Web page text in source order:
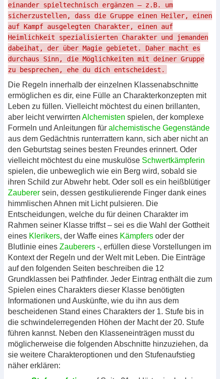
einander spieltechnisch ergänzen – z.B. um
sicherzustellen, dass die Gruppe einen Heiler, einen
auf Kampf ausgelegten Charakter, einen auf
Heimlichkeit spezialisierten Charakter und jemanden
dabeihat, der über Magie gebietet. Daher macht es
durchaus Sinn, die Möglichkeiten mit deiner Gruppe
zu besprechen, ehe du dich entscheidest.
Die Regeln innerhalb der einzelnen Klassenabschnitte
ermöglichen es dir, eine Fülle an Charakterkonzepten mit
Leben zu füllen. Vielleicht möchtest du einen brillanten,
aber leicht verwirrten Alchemisten spielen, der komplexe
Formeln und Anleitungen für alchemistische Gegenstände
aus dem Gedächtnis runterrattern kann, sich aber nicht an
den Geburtstag seines besten Freundes erinnert. Oder
vielleicht möchtest du eine muskulöse Schwertkämpferin
spielen, die unbeweglich wie ein Berg wird, sobald sie
ihren Schild zur Abwehr hebt. Oder soll es ein heißblütiger
Zauberer sein, dessen gestikulierende Finger dank eines
himmlischen Ahnen mit Licht pulsieren. Die
Entscheidungen, welche du für deinen Charakter im
Rahmen seiner Klasse triffst – sei es die Wahl der Gottheit
eines Klerikers, der Waffe eines Kämpfers oder der
Blutlinie eines Zauberers -, erfüllen diese Vorstellungen im
Kontext der Regeln und der Welt mit Leben. Die Einträge
auf den folgenden Seiten beschreiben die 12
Grundklassen bei Pathfinder. Jeder Eintrag enthält die zum
Spielen eines Charakters dieser Klasse benötigten
Informationen und Auskünfte, wie du ihn aus dem
bescheidenen Stand eines Charakters der 1. Stufe bis in
die schwindelerregenden Höhen der Macht der 20. Stufe
führen kannst. Neben den Klasseneinträgen musst du
möglicherweise die folgenden Abschnitte hinzuziehen, da
sie weitere Charakteroptionen und den Stufenaufstieg
näher erklären: